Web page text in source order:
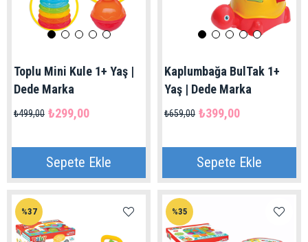
Toplu Mini Kule 1+ Yaş |
Dede Marka
₺299,00
₺499,00
Sepete Ekle
Kaplumbağa BulTak 1+
Yaş | Dede Marka
₺399,00
₺659,00
Sepete Ekle
%37 %35